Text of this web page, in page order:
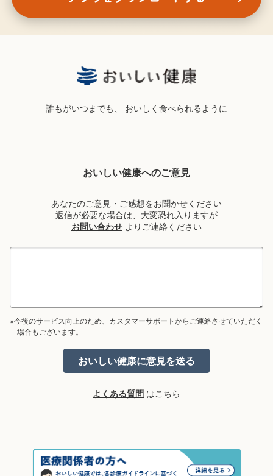
誰もがいつまでも、 おいしく食べられるように
おいしい健康へのご意見
あなたのご意見・ご感想をお聞かせください
返信が必要な場合は、大変恐れ入りますが
お問い合わせ よりご連絡ください
※今後のサービス向上のため、カスタマーサポートからご連絡させていただく
場合もございます。
よくある質問 はこちら